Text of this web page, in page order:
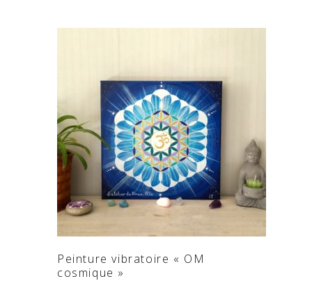
AJOUTER AU PANIER
Peinture vibratoire « OM
cosmique »